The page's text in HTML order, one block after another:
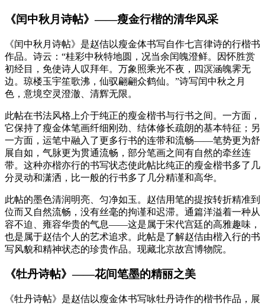
《闰中秋月诗帖》——瘦金行楷的清华风采
《闰中秋月诗帖》是赵佶以瘦金体书写自作七言律诗的行楷书
作品。诗云：“桂彩中秋特地圆，况当余闰魄澄鲜。因怀胜赏
初经目，免使诗人叹拜年。万象照乘光不夜，四溟涵魄霁无
边。琼楼玉宇笙歌沸，仙驭翩翩众鹤仙。”诗写闰中秋之月
色，意境空灵澄澈、清辉无限。
此帖在书法风格上介于纯正的瘦金楷书与行书之间。一方面，
它保持了瘦金体笔画纤细刚劲、结体修长疏朗的基本特征；另
一方面，运笔中融入了更多行书的连带和流畅——笔势更为舒
展自如，气脉更为贯通流畅，部分笔画之间有自然的牵丝连
带。这种亦楷亦行的书写状态使此帖比纯正的瘦金楷书多了几
分灵动和潇洒，比一般的行书多了几分精谨和高华。
此帖的墨色清润明亮、匀净如玉。赵佶用笔的提按转折精准到
位而又自然流畅，没有丝毫的拘谨和迟滞。通篇洋溢着一种从
容不迫、雍容华贵的气息——这是属于宋代宫廷的高雅趣味，
也是属于赵佶个人的艺术追求。此帖是了解赵佶由楷入行的书
写风貌和精神状态的珍贵作品。现藏北京故宫博物院。
《牡丹诗帖》——花间笔墨的精丽之美
《牡丹诗帖》是赵佶以瘦金体书写咏牡丹诗作的楷书作品，展